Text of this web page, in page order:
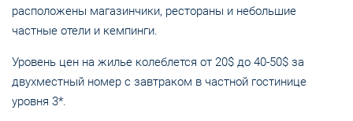
расположены магазинчики, рестораны и небольшие
частные отели и кемпинги.
Уровень цен на жилье колеблется от 20$ до 40-50$ за
двухместный номер с завтраком в частной гостинице
уровня 3*.